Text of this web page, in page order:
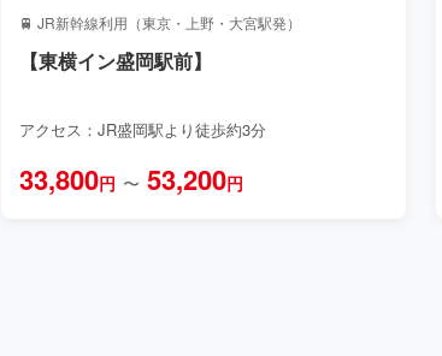
🚆 JR新幹線利用（東京・上野・大宮駅発）
【東横イン盛岡駅前】
アクセス：JR盛岡駅より徒歩約3分
33,800円 〜 53,200円